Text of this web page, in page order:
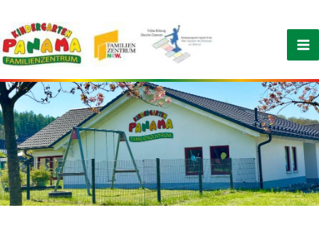
Inhalt
springen